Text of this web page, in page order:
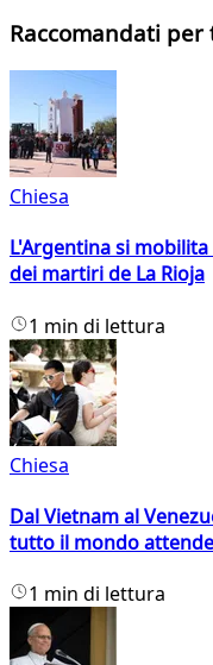
Raccomandati per
Chiesa
L'Argentina si
dei martiri de La Rioja
1 min di lettura
Chiesa
Dal Vietnam al
tutto il mondo
1 min di lettura